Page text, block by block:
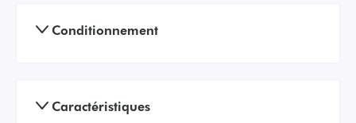
Conditionnement
Caractéristiques